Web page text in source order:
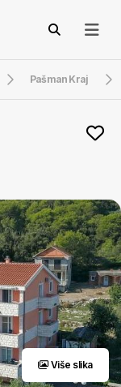
Pašman Kraj
Više slika